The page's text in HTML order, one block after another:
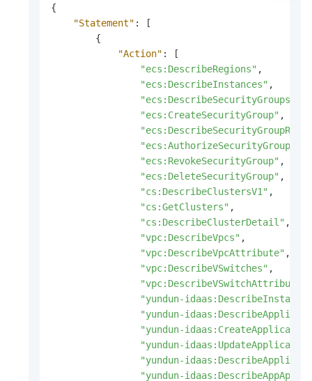
{
"Statement" :
[
{
"Action" :
[
"ecs:DescribeRegions" ,
"ecs:DescribeInstances" ,
"ecs:DescribeSecurityGroups"
"ecs:CreateSecurityGroup" ,
"ecs:AuthorizeSecurityGroup"
"ecs:RevokeSecurityGroup" ,
"ecs:DeleteSecurityGroup" ,
"cs:DescribeClustersV1" ,
"cs:GetClusters" ,
"cs:DescribeClusterDetail" ,
"vpc:DescribeVpcs" ,
"vpc:DescribeVpcAttribute" ,
"vpc:DescribeVSwitches" ,
"vpc:DescribeVSwitchAttributes"
"yundun-
"yundun-
"yundun-
"yundun-
"yundun-
"yundun-